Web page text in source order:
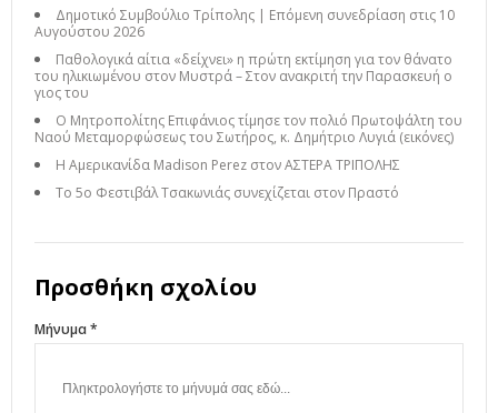
Δημοτικό Συμβούλιο Τρίπολης | Επόμενη συνεδρίαση στις 10
Αυγούστου 2026
Παθολογικά αίτια «δείχνει» η πρώτη εκτίμηση για τον θάνατο
του ηλικιωμένου στον Μυστρά – Στον ανακριτή την Παρασκευή ο
γιος του
Ο Μητροπολίτης Επιφάνιος τίμησε τον πολιό Πρωτοψάλτη του
Ναού Μεταμορφώσεως του Σωτήρος, κ. Δημήτριο Λυγιά (εικόνες)
Η Αμερικανίδα Madison Perez στον ΑΣΤΕΡΑ ΤΡΙΠΟΛΗΣ
Το 5ο Φεστιβάλ Τσακωνιάς συνεχίζεται στον Πραστό
Προσθήκη σχολίου
Μήνυμα *